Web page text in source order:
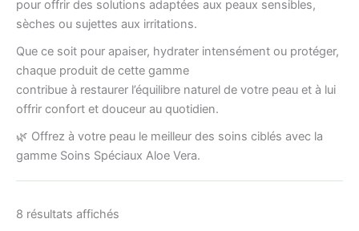
pour offrir des solutions adaptées aux peaux sensibles,
sèches ou sujettes aux irritations.
Que ce soit pour apaiser, hydrater intensément ou protéger,
chaque produit de cette gamme
contribue à restaurer l’équilibre naturel de votre peau et à lui
offrir confort et douceur au quotidien.
🌿 Offrez à votre peau le meilleur des soins ciblés avec la
gamme Soins Spéciaux Aloe Vera.
8 résultats affichés